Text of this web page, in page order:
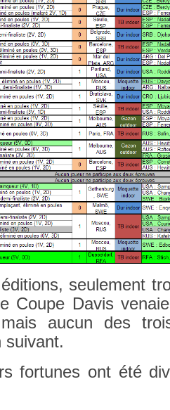
seule­ment
Coupe Davis
aucun des
suivant.
for­tunes ont été